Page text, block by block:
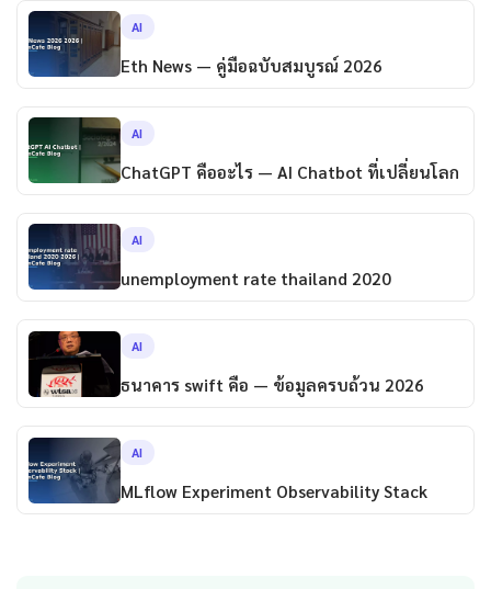
AI
Eth News — คู่มือฉบับสมบูรณ์ 2026
AI
ChatGPT คืออะไร — AI Chatbot ที่เปลี่ยนโลก
AI
unemployment rate thailand 2020
AI
ธนาคาร swift คือ — ข้อมูลครบถ้วน 2026
AI
MLflow Experiment Observability Stack